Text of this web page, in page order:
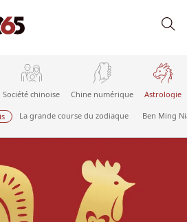
Société chinoise Chine numérique Astrologie
La grande course du zodiaque Ben Ming